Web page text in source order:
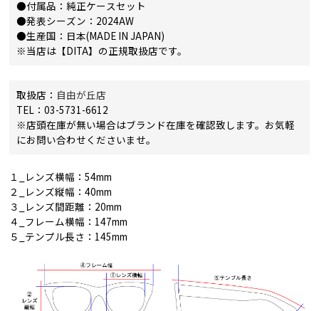
●付属品：純正ケースセット
●発表シーズン：2024AW
●生産国：日本(MADE IN JAPAN)
※当店は【DITA】の正規取扱店です。
取扱店： 自由が丘店
TEL：03-5731-6612
※店頭在庫が無い場合はブランド在庫を確認致します。お気軽
にお問い合わせくださいませ。
１_レンズ横幅：54mm
２_レンズ縦幅：40mm
３_レンズ間距離：20mm
４_フレーム横幅：147mm
５_テンプル長さ：145mm